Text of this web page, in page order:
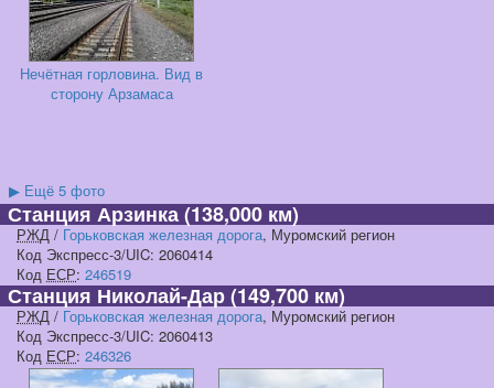
Нечётная горловина. Вид в
сторону Арзамаса
▶ Ещё 5 фото
Станция Арзинка(138,000 км)
РЖД / Горьковская железная дорога, Муромский регион
Код Экспресс-3/UIC: 2060414
Код ЕСР: 246519
Станция Николай-Дар(149,700 км)
РЖД / Горьковская железная дорога, Муромский регион
Код Экспресс-3/UIC: 2060413
Код ЕСР: 246326